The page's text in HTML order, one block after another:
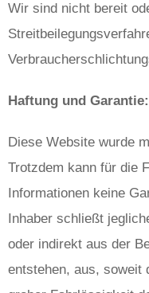
Wir sind nicht bereit
Haftung und Garantie:
Diese Website wurde
Trotzdem kann für die
Informationen keine
Inhaber schließt
oder indirekt aus der
entstehen, aus, soweit